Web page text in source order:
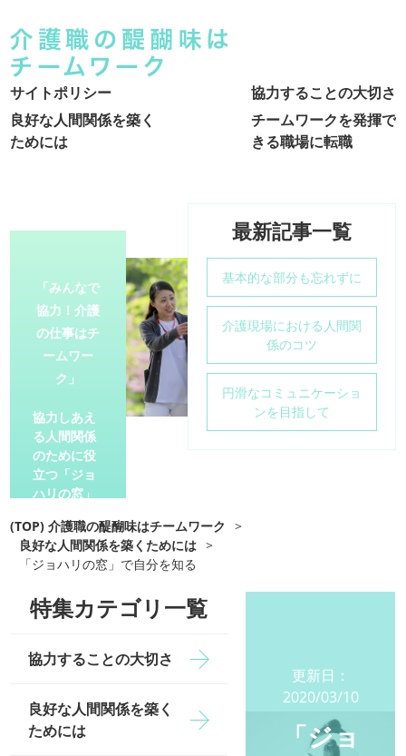
サイトポリシー
協力することの大切さ
良好な人間関係を築く
ためには
チームワークを発揮で
きる職場に転職
「みんなで
協力！介護
の仕事はチ
ームワー
ク」
協力しあえ
る人間関係
のために役
立つ「ジョ
ハリの窓」
最新記事一覧
基本的な部分も忘れずに
介護現場における人間関
係のコツ
円滑なコミュニケーショ
ンを目指して
(TOP) 介護職の醍醐味はチームワーク
>
良好な人間関係を築くためには >
「ジョハリの窓」で自分を知る
更新日：
2020/03/10
「ジョ
特集カテゴリ一覧
協力することの大切さ
良好な人間関係を築く
ためには